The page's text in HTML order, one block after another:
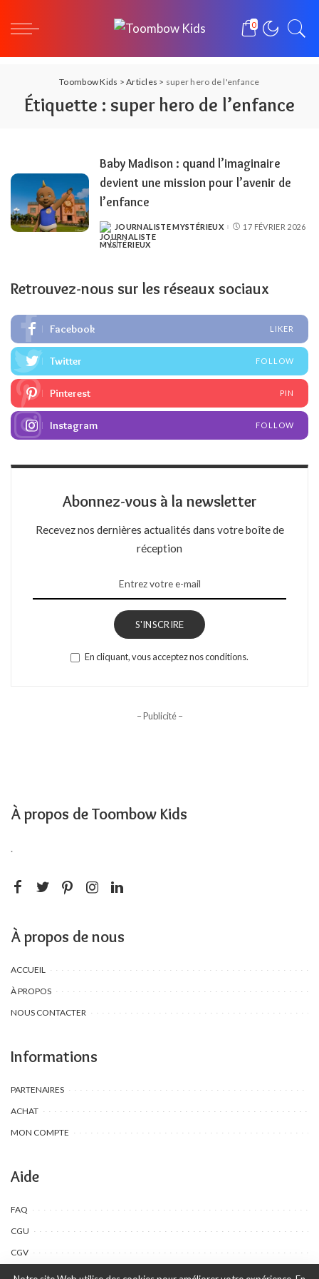
0
Toombow Kids >Articles > super hero de l'enfance
Étiquette : super hero de l’enfance
Baby Madison : quand l’imaginaire
devient une mission pour l’avenir de
l’enfance
POSTED
BY
JOURNALISTE MYSTÉRIEUX 17 FÉVRIER 2026
Retrouvez-nous sur les réseaux sociaux
Facebook LIKER
Twitter FOLLOW
Pinterest PIN
Instagram FOLLOW
Abonnez-vous à la newsletter
Recevez nos dernières actualités dans votre boîte de
réception
S'INSCRIRE
En cliquant, vous acceptez nos conditions.
– Publicité –
À propos de Toombow Kids
.
À propos de nous
ACCUEIL
À PROPOS
NOUS CONTACTER
Informations
PARTENAIRES
ACHAT
MON COMPTE
Aide
FAQ
CGU
CGV